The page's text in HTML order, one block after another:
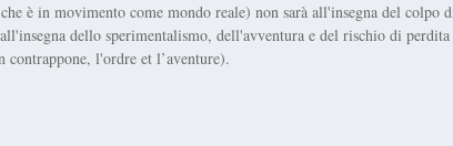
è in movimento come mondo reale) non sarà all'insegna del colpo
dello sperimentalismo, dell'avventura e del rischio di
contrappone, l'ordre et l’aventure).